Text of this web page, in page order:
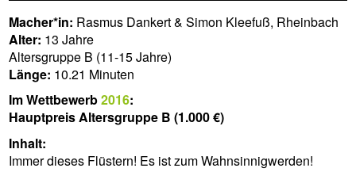
Macher*in: Rasmus Dankert & Simon Kleefuß, Rheinbach
Alter: 13 Jahre
Altersgruppe B (11-15 Jahre)
Länge: 10.21 Minuten
Im Wettbewerb2016:
Hauptpreis Altersgruppe B (1.000 €)
Inhalt:
Immer dieses Flüstern! Es ist zum Wahnsinnigwerden!